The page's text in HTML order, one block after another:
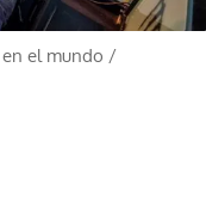
el mundo /